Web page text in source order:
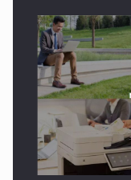
Producatorii si
reglementari…